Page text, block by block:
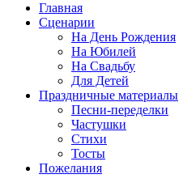
Главная
Сценарии
На День Рождения
На Юбилей
На Свадьбу
Для Детей
Праздничные материалы
Песни-переделки
Частушки
Стихи
Тосты
Пожелания